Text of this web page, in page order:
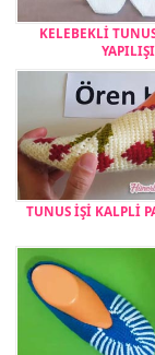
KELEBEKLİ
YAPILIŞI
TUNUS İŞİ KALPLİ